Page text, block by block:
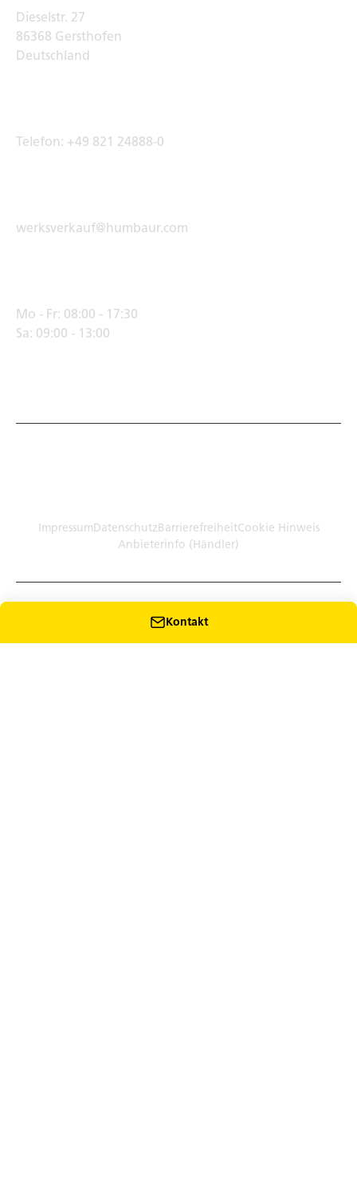
Kontakt
Dieselstr. 27
86368 Gersthofen
Deutschland
Telefon: +49 821 24888-0
werksverkauf@humbaur.com
Mo - Fr: 08:00 - 17:30
Sa: 09:00 - 13:00
ImpressumDatenschutzBarrierefreiheitCookie Hinweis
Anbieterinfo (Händler)